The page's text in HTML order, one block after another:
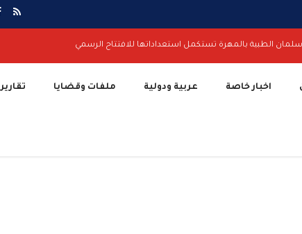
الطبية بالمهرة تستكمل استعداداتها للافتتاح الرسمي
اخبار خاصة عربية ودولية ملفات وقضايا تقارير